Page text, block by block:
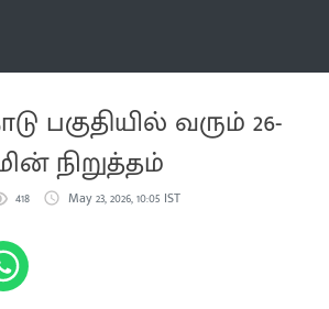
பகுதியில் வரும் 26-
நிறுத்தம்
418 May 23, 2026, 10:05 IST